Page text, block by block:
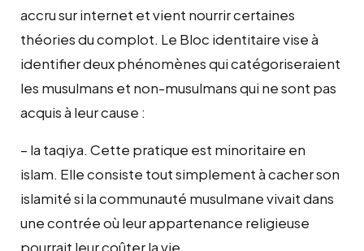
accru sur internet et vient nourrir certaines
théories du complot. Le Bloc identitaire vise à
identifier deux phénomènes qui catégoriseraient
les musulmans et non-musulmans qui ne sont pas
acquis à leur cause :
– la taqiya. Cette pratique est minoritaire en
islam. Elle consiste tout simplement à cacher son
islamité si la communauté musulmane vivait dans
une contrée où leur appartenance religieuse
pourrait leur coûter la vie.